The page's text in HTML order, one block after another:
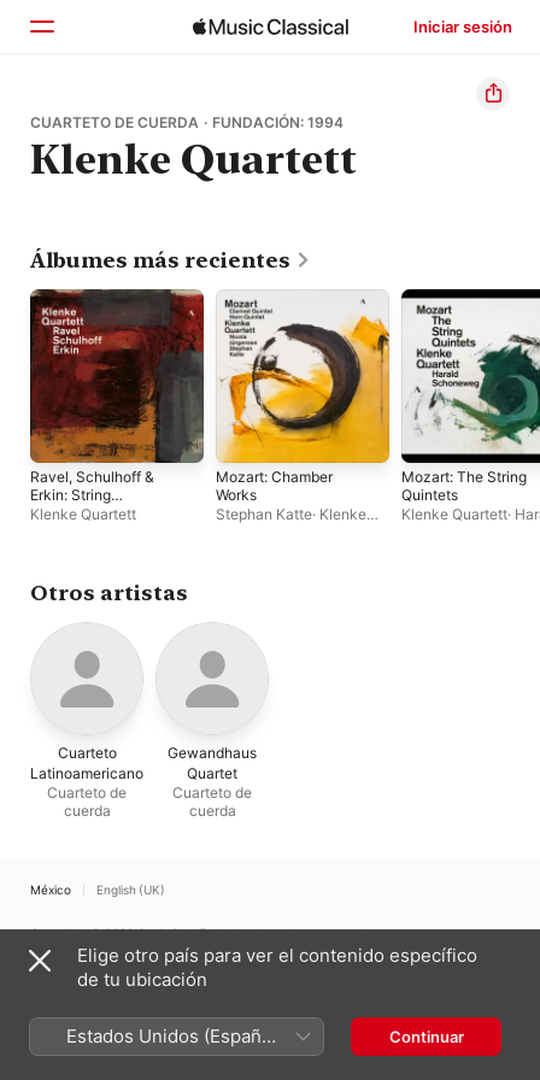
Iniciar sesión
Inicio
Explorar
CUARTETO DE CUERDA · FUNDACIÓN: 1994
Klenke Quartett
Álbumes más recientes
Ravel, Schulhoff &
Erkin: String
Quartets
Klenke Quartett
Mozart: Chamber
Works
Stephan Katte· Klenke
Mozart: The String
Quintets
Klenke Quartett·
Otros artistas
Cuarteto
Latinoamericano
Cuarteto de
cuerda
Gewandhaus
Quartet
Cuarteto de
cuerda
México English (UK)
Copyright © 2026 Apple Inc. Todos los derechos reservados.
Términos del servicio de Internet
Apple Music y privacidad
Advertencia sobre cookies
Elige otro país para ver el contenido específico
de tu ubicación
Estados Unidos (Español
México)
Continuar